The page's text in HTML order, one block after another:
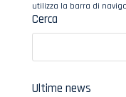
utilizza la barra di
Cerca
Ultime news